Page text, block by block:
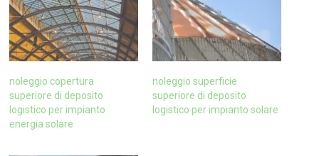
noleggio copertura
superiore di deposito
logistico per impianto
energia solare
noleggio superficie
superiore di deposito
logistico per impianto solare